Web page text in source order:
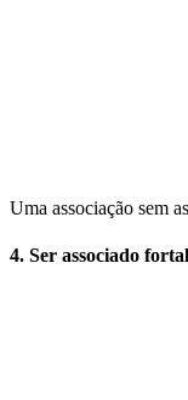
Uma associação sem
4. Ser associado